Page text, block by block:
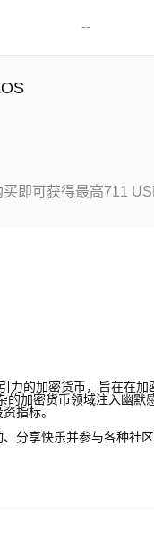
--
即可获得最高711
力的加密货币，旨在在
的加密货币领域注入幽
指标。
分享快乐并参与各种社